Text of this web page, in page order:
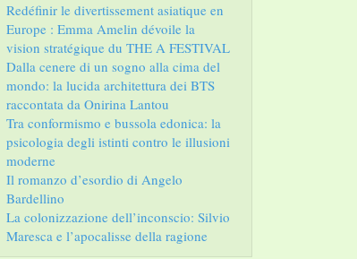
Redéfinir le divertissement asiatique en
Europe : Emma Amelin dévoile la
vision stratégique du THE A FESTIVAL
Dalla cenere di un sogno alla cima del
mondo: la lucida architettura dei BTS
raccontata da Onirina Lantou
Tra conformismo e bussola edonica: la
psicologia degli istinti contro le illusioni
moderne
Il romanzo d’esordio di Angelo
Bardellino
La colonizzazione dell’inconscio: Silvio
Maresca e l’apocalisse della ragione